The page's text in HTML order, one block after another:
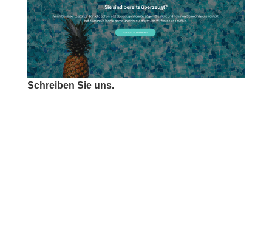
Schreiben Sie uns.